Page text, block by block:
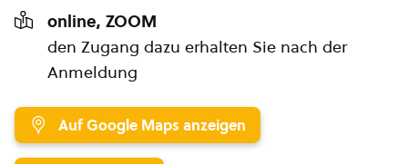
online, ZOOM
den Zugang dazu erhalten Sie nach der
Anmeldung
Auf Google Maps anzeigen